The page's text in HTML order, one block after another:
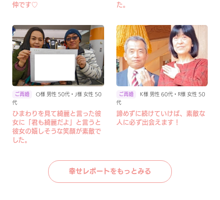
仲です♡
た。
O様 男性 50代・J様 女性 50
代
ひまわりを見て綺麗と言った彼
女に「君も綺麗だよ」と言うと
彼女の嬉しそうな笑顔が素敵で
した。
K様 男性 60代・R様 女性 50
代
諦めずに続けていけば、素敵な
人に必ず出会えます！
幸せレポートをもっとみる